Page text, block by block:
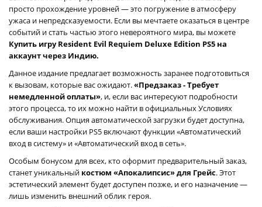
просто прохождение уровней — это погружение в атмосферу
ужаса и непредсказуемости. Если вы мечтаете оказаться в центре
событий и стать частью этого невероятного мира, вы можете
Купить игру Resident Evil Requiem Deluxe Edition PS5 на
аккаунт через Индию.
Данное издание предлагает возможность заранее подготовиться
к вызовам, которые вас ожидают.«Предзаказ - Требует
немедленной оплаты», и, если вас интересуют подробности
этого процесса, то их можно найти в официальных Условиях
обслуживания. Опция автоматической загрузки будет доступна,
если ваши настройки PS5 включают функции «Автоматический
вход в систему» и «Автоматический вход в сеть».
Особым бонусом для всех, кто оформит предварительный заказ,
станет уникальный костюм «Апокалипсис» для Грейс. Этот
эстетический элемент будет доступен позже, и его назначение —
лишь изменить внешний облик героя.